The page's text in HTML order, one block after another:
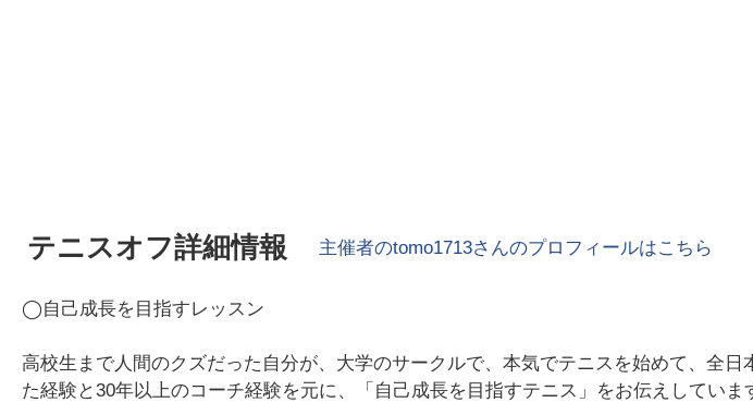
テニスオフ詳細情報 主催者のtomo1713さんのプロフィールはこちら
◯自己成長を目指すレッスン
高校生まで人間のクズだった自分が、大学のサークルで、本気でテニスを始めて、全
た経験と30年以上のコーチ経験を元に、「自己成長を目指すテニス」をお伝えしていま